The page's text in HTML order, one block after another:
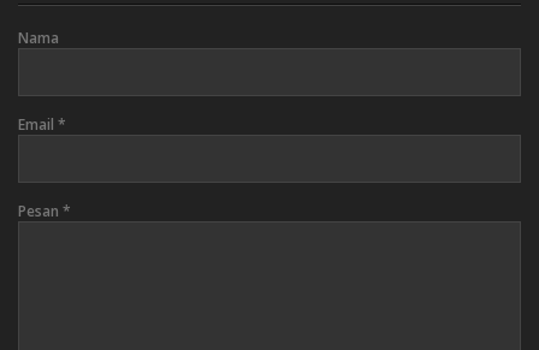
Nama
Email *
Pesan *